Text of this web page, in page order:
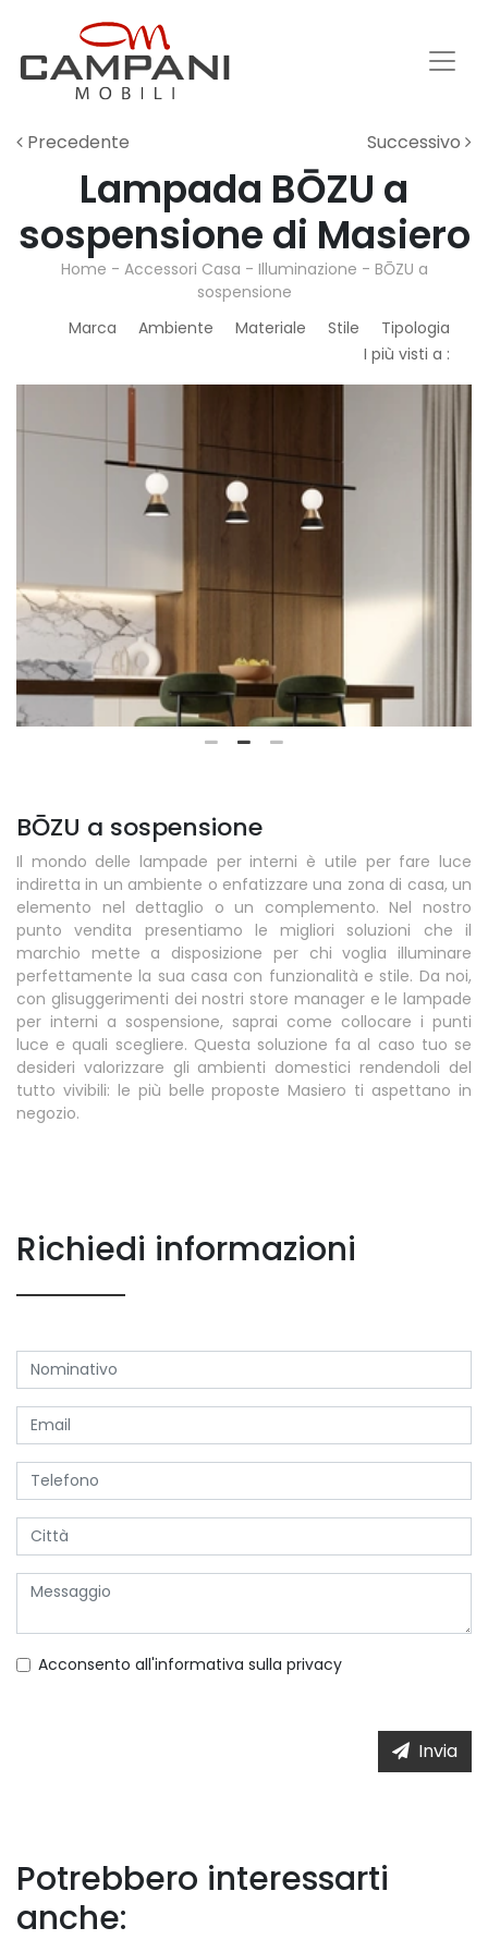
Precedente Successivo
Lampada BŌZU a
sospensione di Masiero
Home - Accessori Casa - Illuminazione - BŌZU a
sospensione
Marca
Ambiente Materiale Stile
Tipologia
I più visti a :
BŌZU a sospensione
Il mondo delle lampade per interni è utile per fare luce
indiretta in un ambiente o enfatizzare una zona di casa, un
elemento nel dettaglio o un complemento. Nel nostro
punto vendita presentiamo le migliori soluzioni che il
marchio mette a disposizione per chi voglia illuminare
perfettamente la sua casa con funzionalità e stile. Da noi,
con glisuggerimenti dei nostri store manager e le lampade
per interni a sospensione, saprai come collocare i punti
luce e quali scegliere. Questa soluzione fa al caso tuo se
desideri valorizzare gli ambienti domestici rendendoli del
tutto vivibili: le più belle proposte Masiero ti aspettano in
negozio.
Richiedi informazioni
Acconsento all'informativa sulla privacy
Invia
Potrebbero interessarti
anche: